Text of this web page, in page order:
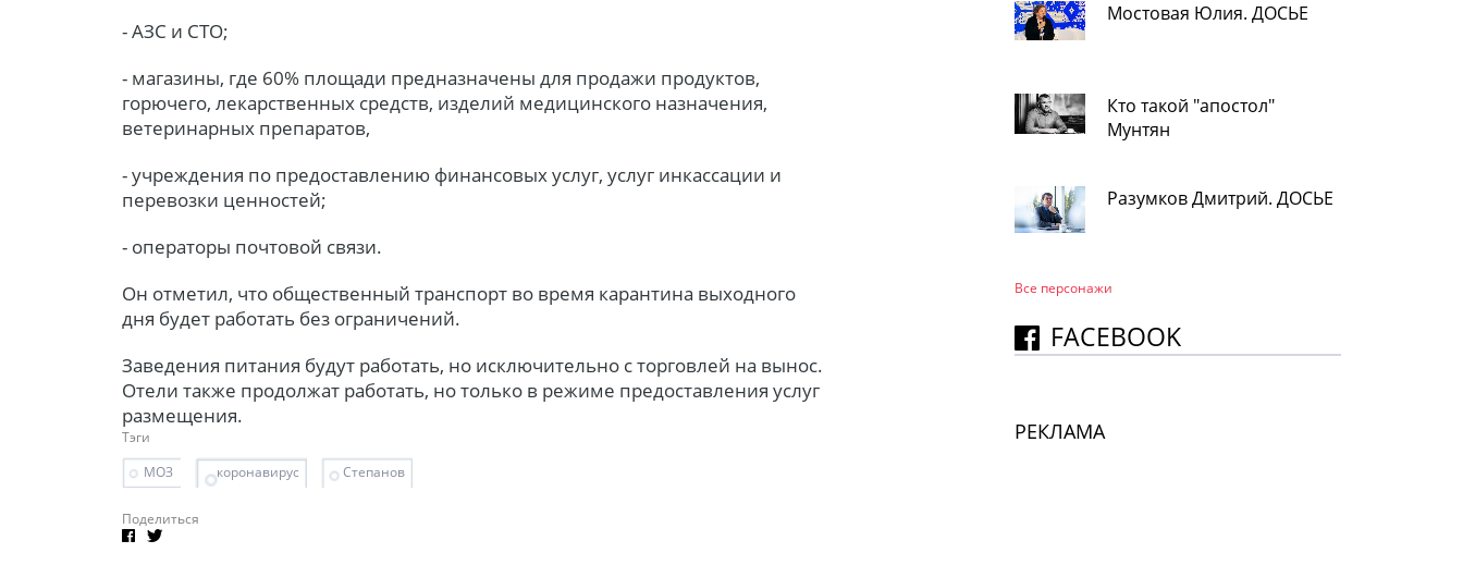
- АЗС и СТО;
- магазины, где 60% площади предназначены для продажи продуктов,
горючего, лекарственных средств, изделий медицинского назначения,
ветеринарных препаратов,
- учреждения по предоставлению финансовых услуг, услуг инкассации и
перевозки ценностей;
- операторы почтовой связи.
Он отметил, что общественный транспорт во время карантина выходного
дня будет работать без ограничений.
Заведения питания будут работать, но исключительно с торговлей на вынос.
Отели также продолжат работать, но только в режиме предоставления услуг
размещения.
Тэги
МОЗ
коронавирус Степанов
Поделиться
Мостовая Юлия. ДОСЬЕ
Кто такой "апостол"
Мунтян
Разумков Дмитрий. ДОСЬЕ
Все персонажи
FACEBOOK
РЕКЛАМА